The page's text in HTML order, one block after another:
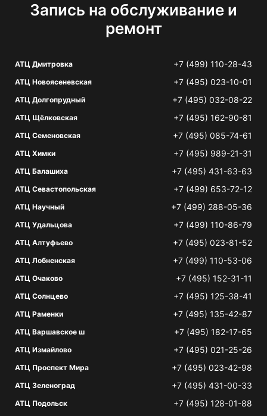
Запись на обслуживание и
ремонт
АТЦ Дмитровка +7 (499) 110-28-43
АТЦ Новоясеневская +7 (495) 023-10-01
АТЦ Долгопрудный +7 (495) 032-08-22
АТЦ Щёлковская +7 (495) 162-90-81
АТЦ Семеновская +7 (495) 085-74-61
АТЦ Химки +7 (495) 989-21-31
АТЦ Балашиха +7 (495) 431-63-63
АТЦ Севастопольская +7 (499) 653-72-12
АТЦ Научный +7 (499) 288-05-36
АТЦ Удальцова +7 (499) 110-86-79
АТЦ Алтуфьево +7 (495) 023-81-52
АТЦ Лобненская +7 (499) 110-53-06
АТЦ Очаково +7 (495) 152-31-11
АТЦ Солнцево +7 (495) 125-38-41
АТЦ Раменки +7 (495) 135-42-87
АТЦ Варшавское ш +7 (495) 182-17-65
АТЦ Измайлово +7 (495) 021-25-26
АТЦ Проспект Мира +7 (495) 023-42-98
АТЦ Зеленоград +7 (495) 431-00-33
АТЦ Подольск +7 (495) 128-01-88